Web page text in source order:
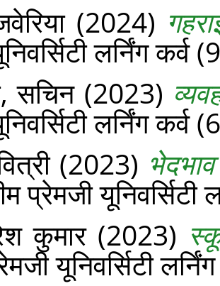
(2024)
लर्निंग
सचिन(2023)
लर्निंग
(2023)
प्रेमजी यूनिवर्सिटी
कुमार(2023)
यूनिवर्सिटी